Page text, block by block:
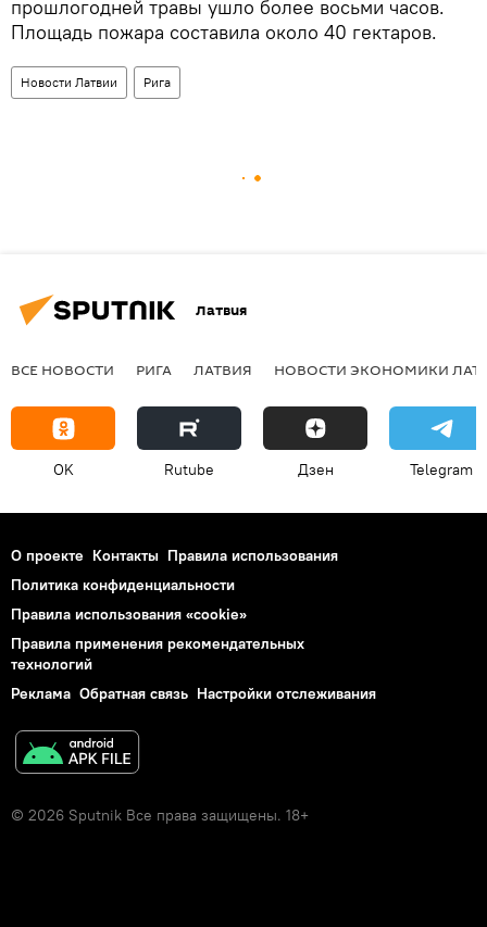
прошлогодней травы ушло более восьми часов.
Площадь пожара составила около 40 гектаров.
Новости Латвии Рига
Латвия
ВСЕ НОВОСТИ РИГА ЛАТВИЯ НОВОСТИ ЭКОНОМИКИ
OK Rutube Дзен Telegram
О проекте Контакты Правила использования
Политика конфиденциальности
Правила использования «cookie»
Правила применения рекомендательных
технологий
Реклама Обратная связь Настройки отслеживания
© 2026 Sputnik Все права защищены. 18+